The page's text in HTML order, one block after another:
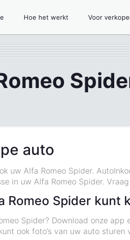
Hoe het werkt Voor
auto
uw Alfa Romeo Spider.
in uw Alfa Romeo Spider.
Spider kunt
Spider? Download onze
ook foto’s van uw auto